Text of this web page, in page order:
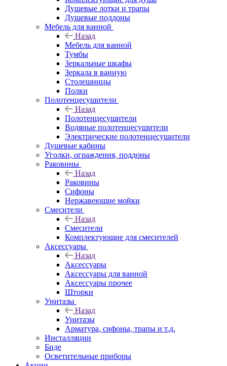
Душевые лотки и трапы
Душевые поддоны
Мебель для ванной
Назад
Мебель для ванной
Тумбы
Зеркальные шкафы
Зеркала в ванную
Столешницы
Полки
Полотенцесушители
Назад
Полотенцесушители
Водяные полотенцесушители
Электрические полотенцесушители
Душевые кабины
Уголки, ограждения, поддоны
Раковины
Назад
Раковины
Сифоны
Нержавеющие мойки
Смесители
Назад
Смесители
Комплектующие для смесителей
Аксессуары
Назад
Аксессуары
Аксессуары для ванной
Аксессуары прочее
Шторки
Унитазы
Назад
Унитазы
Арматура, сифоны, трапы и т.д.
Инсталляции
Биде
Осветительные приборы